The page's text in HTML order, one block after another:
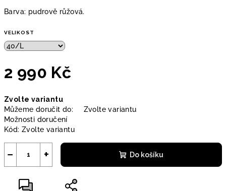
Barva: pudrově růžová.
VELIKOST
2 990 Kč
cena:
Zvolte variantu
Můžeme doručit do:
Zvolte variantu
Možnosti doručení
Kód: Zvolte variantu
+
− Do košíku